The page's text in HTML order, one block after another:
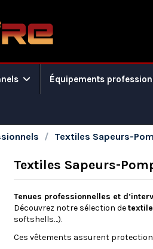
Équipements
Textiles Sapeurs-
Textiles Sapeurs-
Tenues professionnelles et
Découvrez notre sélection de
softshells…).
Ces vêtements assurent